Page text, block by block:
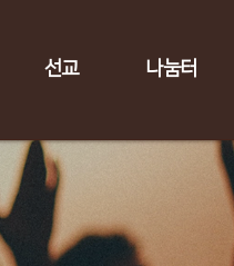
선교 나눔터